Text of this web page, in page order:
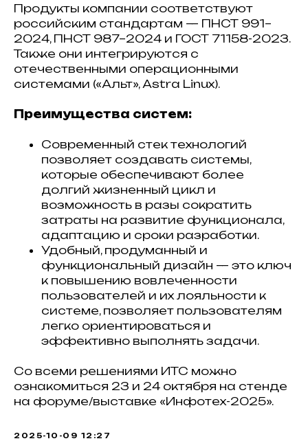
Продукты компании соответствуют
российским стандартам — ПНСТ 991–
2024, ПНСТ 987–2024 и ГОСТ 71158-2023.
Также они интегрируются с
отечественными операционными
системами («Альт», Astra Linux).
Преимущества систем:
Современный стек технологий
позволяет создавать системы,
которые обеспечивают более
долгий жизненный цикл и
возможность в разы сократить
затраты на развитие функционала,
адаптацию и сроки разработки.
Удобный, продуманный и
функциональный дизайн — это ключ
к повышению вовлеченности
пользователей и их лояльности к
системе, позволяет пользователям
легко ориентироваться и
эффективно выполнять задачи.
Со всеми решениями ИТС можно
ознакомиться 23 и 24 октября на стенде
на форуме/выставке «Инфотех-2025».
2025-10-09 12:27